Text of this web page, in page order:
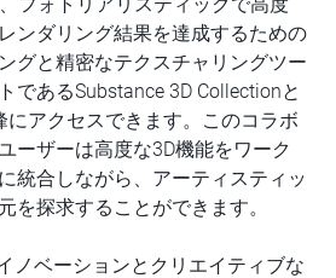
ンダリング結果を達成するための
グと精密なテクスチャリングツー
であるSubstance 3D Collectionと
にアクセスできます。このコラボ
ーザーは高度な3D機能をワーク
統合しながら、アーティスティッ
を探求することができます。
ノベーションとクリエイティブな